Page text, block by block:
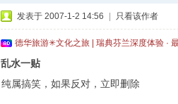
发表于 2007-1-2 14:56 只看该作者
德华旅游✳文化之旅 | 瑞典芬兰深度体验 ·
乱水一贴
纯属搞笑，如果反对，立即删除